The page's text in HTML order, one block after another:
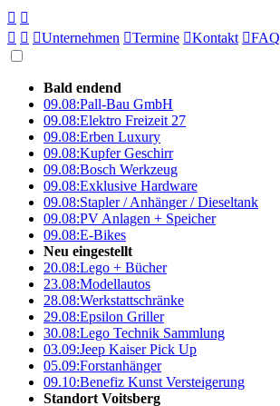
 
  Unternehmen Termine Kontakt FAQ
Bald endend
09.08:Pall-Bau GmbH
09.08:Elektro Freizeit 27
09.08:Erben Luxury
09.08:Kupfer Geschirr
09.08:Bosch Werkzeug
09.08:Exklusive Hardware
09.08:Stapler / Anhänger / Dieseltank
09.08:PV Anlagen + Speicher
09.08:E-Bikes
Neu eingestellt
20.08:Lego + Bücher
23.08:Modellautos
28.08:Werkstattschränke
29.08:Epsilon Griller
30.08:Lego Technik Sammlung
03.09:Jeep Kaiser Pick Up
05.09:Forstanhänger
09.10:Benefiz Kunst Versteigerung
Standort Voitsberg